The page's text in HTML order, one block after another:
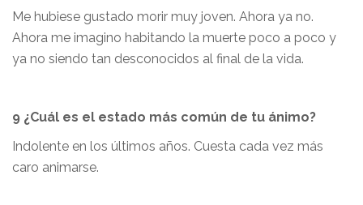
Me hubiese gustado morir muy joven. Ahora ya no.
Ahora me imagino habitando la muerte poco a poco y
ya no siendo tan desconocidos al final de la vida.
9 ¿Cuál es el estado más común de tu ánimo?
Indolente en los últimos años. Cuesta cada vez más
caro animarse.